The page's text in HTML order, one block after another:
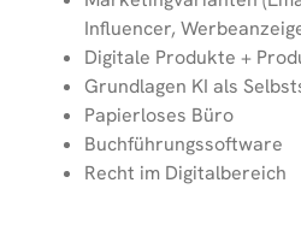
Influencer,
Digitale Produkte +
Grundlagen KI als
Papierloses Büro
Buchführungssoftware
Recht im Digitalbereich